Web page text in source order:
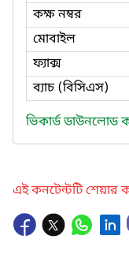
কক্ষ নম্বর
মোবাইল
ফ্যাক্স
ব্যাচ (বিসিএস)
ভিকার্ড ডাউনলোড
এই কনটেন্টটি শেয়ার